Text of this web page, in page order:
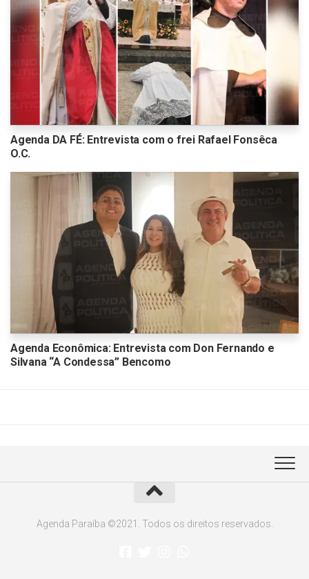
Agenda DA FÉ: Entrevista com o frei Rafael Fonsêca
O.C.
Agenda Econômica: Entrevista com Don Fernando e
Silvana “A Condessa” Bencomo
Agenda Paraíba ©2021. Todos os direitos reservados.